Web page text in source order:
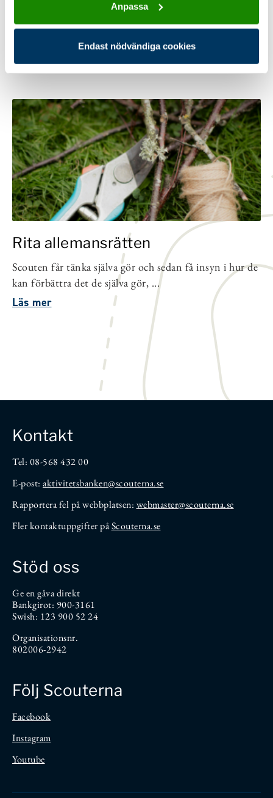
Anpassa
Endast nödvändiga cookies
Du kanske också är intresserad av
Rita allemansrätten
Scouten får tänka själva gör och sedan få insyn i hur de
kan förbättra det de själva gör, ...
Läs mer
Kontakt
Tel: 08-568 432 00
E-post: aktivitetsbanken@scouterna.se
Rapportera fel på webbplatsen: webmaster@scouterna.se
Fler kontaktuppgifter påScouterna.se
Stöd oss
Ge en gåva direkt
Bankgirot: 900-3161
Swish: 123 900 52 24
Organisationsnr.
802006-2942
Följ Scouterna
Facebook
Instagram
Youtube